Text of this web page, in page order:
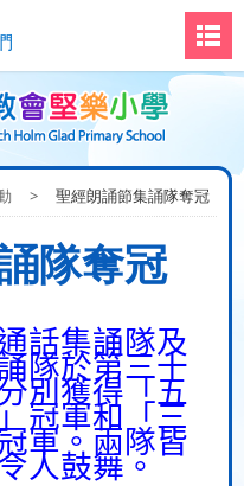
> 聖經朗誦節集誦隊奪冠
隊奪冠
話集誦隊及
隊於第三十
別獲得 「五
」 冠軍和 「三
軍 。 兩隊皆
人鼓舞。